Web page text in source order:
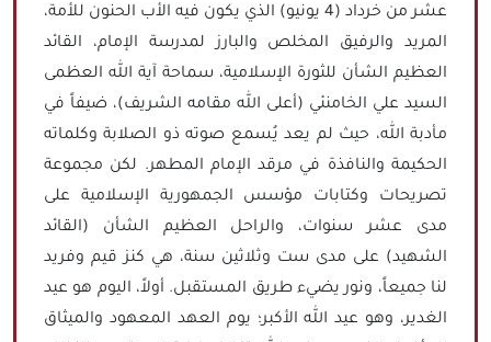
عشر من خرداد (4 يونيو) الذي يكون فيه الأب الحنون للأمة،
المريد والرفيق المخلص والبارز لمدرسة الإمام، القائد
العظيم الشأن للثورة الإسلامية، سماحة آية الله العظمى
السيد علي الخامنئي (أعلى الله مقامه الشريف)، ضيفاً في
مأدبة الله، حيث لم يعد يُسمع صوته ذو الصلابة وكلماته
الحكيمة والنافذة في مرقد الإمام المطهر. لكن مجموعة
تصريحات وكتابات مؤسس الجمهورية الإسلامية على
مدى عشر سنوات، والراحل العظيم الشأن (القائد
الشهيد) على مدى ست وثلاثين سنة، هي كنز قيم وفريد
لنا جميعاً، ونور يضيء طريق المستقبل. أولاً، اليوم هو عيد
الغدير، وهو عيد الله الأكبر؛ يوم العهد المعهود والميثاق